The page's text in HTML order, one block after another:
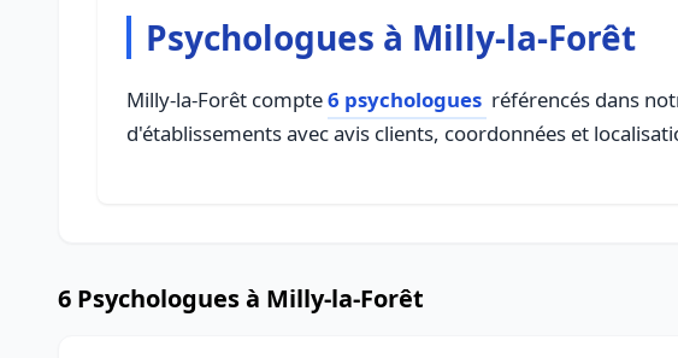
Psychologues à Milly-la-Forêt
Milly-la-Forêt compte6 psychologues référencés dans
d'établissements avec avis clients, coordonnées et
6 Psychologues à Milly-la-Forêt